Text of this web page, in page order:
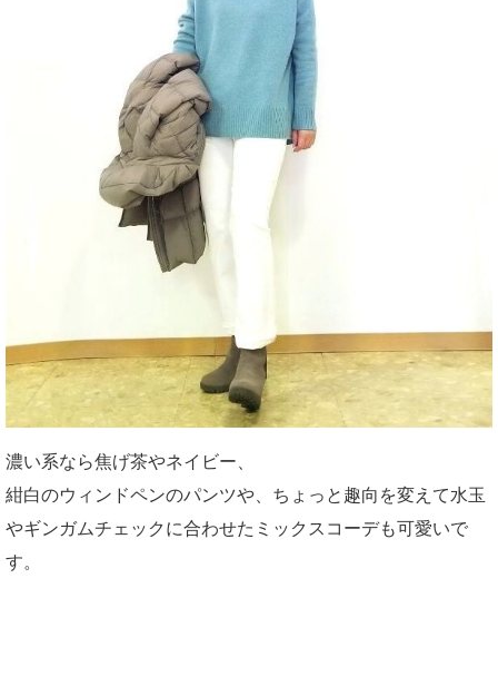
濃い系なら焦げ茶やネイビー、
紺白のウィンドペンのパンツや、ちょっと趣向を変えて水玉
やギンガムチェックに合わせたミックスコーデも可愛いで
す。